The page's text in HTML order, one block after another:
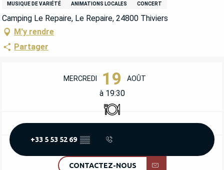
MUSIQUE DE VARIÉTÉ
ANIMATIONS LOCALES CONCERT
Camping Le Repaire, Le Repaire, 24800 Thiviers
M'y rendre
Partager
OUVERTURE ET COORDONNÉES
MERCREDI 19 AOÛT
à 19:30
Restaurant
+33 5 53 52 69 ▒▒
CONTACTEZ-NOUS